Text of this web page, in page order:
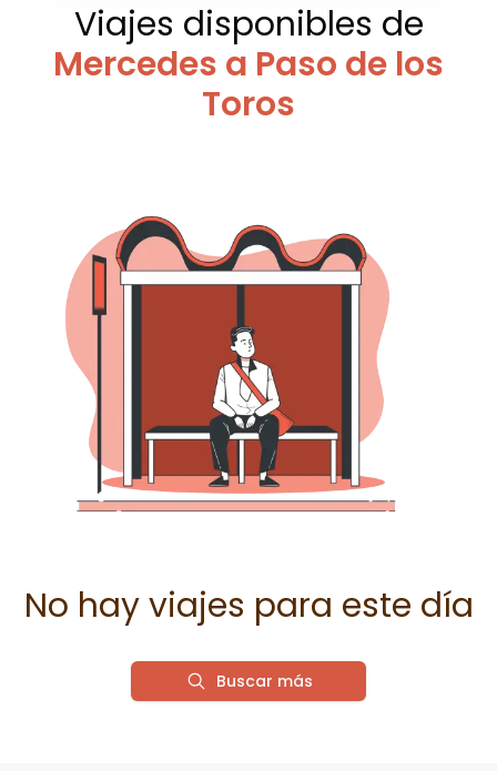
Viajes disponibles de
Mercedes a Paso de los
Toros
No hay viajes para este día
Buscar más